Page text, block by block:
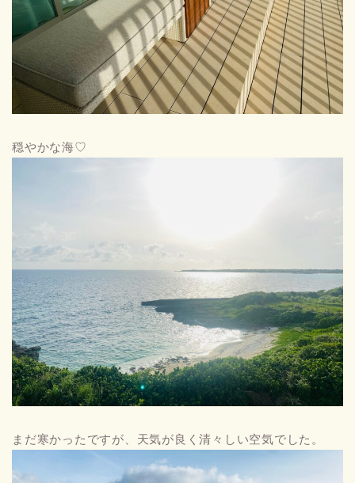
穏やかな海♡
まだ寒かったですが、天気が良く清々しい空気でした。